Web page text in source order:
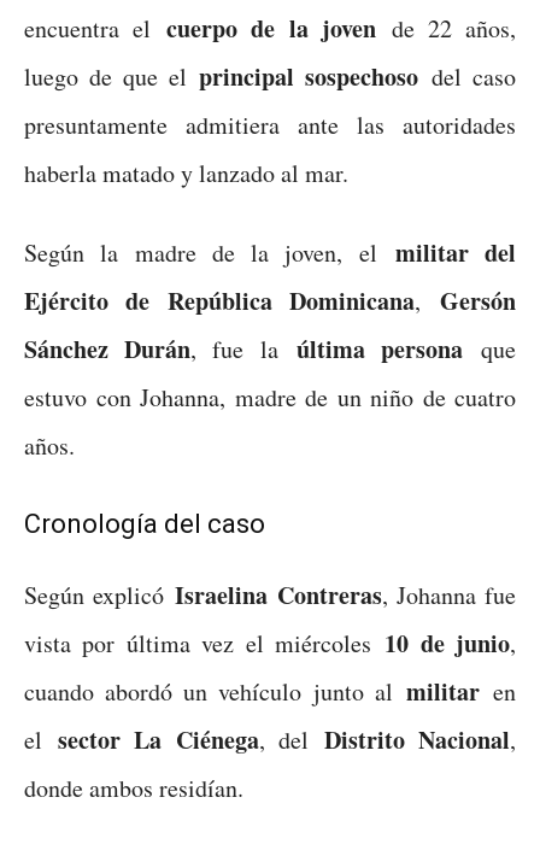
encuentra elcuerpo de la jovende 22 años,
luego de que elprincipal sospechoso del caso
presuntamente admitiera ante las autoridades
haberla matado y lanzado al mar.
Según la madre de la joven, el militar del
Ejército de República Dominicana, Gersón
Sánchez Durán, fue la última personaque
estuvo con Johanna, madre de un niño de cuatro
años.
Cronología del caso
Según explicóIsraelina Contreras, Johanna fue
vista por última vez el miércoles 10 de junio,
cuando abordó un vehículo junto al militaren
elsector La Ciénega, del Distrito Nacional,
donde ambos residían.